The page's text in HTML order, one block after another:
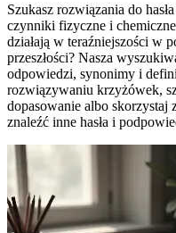
Szukasz rozwiązania do
czynniki fizyczne i
działają w teraźniejszości w
przeszłości? Nasza
odpowiedzi, synonimy i
rozwiązywaniu krzyżówek,
dopasowanie albo
znaleźć inne hasła i